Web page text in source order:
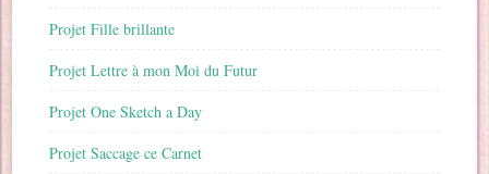
Projet Fille brillante
Projet Lettre à mon Moi du Futur
Projet One Sketch a Day
Projet Saccage ce Carnet